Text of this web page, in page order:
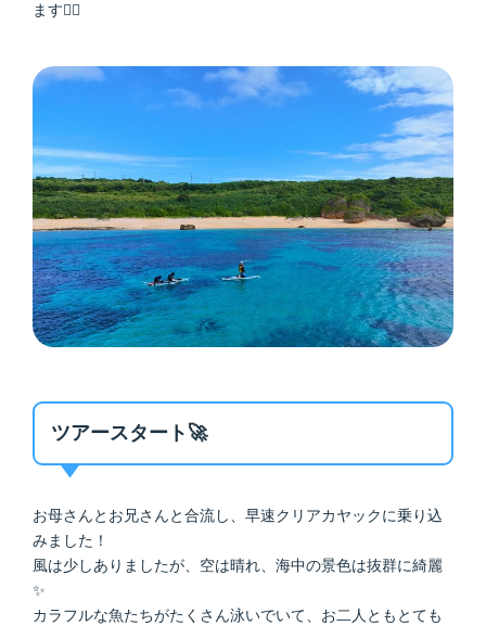
ます🚣‍♂️
ツアースタート🚀
お母さんとお兄さんと合流し、早速クリアカヤックに乗り込
みました！
風は少しありましたが、空は晴れ、海中の景色は抜群に綺麗
✨
カラフルな魚たちがたくさん泳いでいて、お二人ともとても